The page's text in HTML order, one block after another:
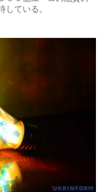
している。